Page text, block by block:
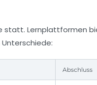
Lernplattformen
Abschluss